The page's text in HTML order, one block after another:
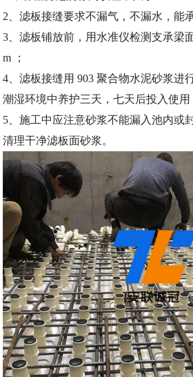
2、滤板接缝要求不漏气，不漏水，能
3、滤板铺放前，用水准仪检测支承梁
m ；
4、滤板接缝用 903 聚合物水泥砂浆进
潮湿环境中养护三天，七天后投入使用
5、施工中应注意砂浆不能漏入池内或
清理干净滤板面砂浆。